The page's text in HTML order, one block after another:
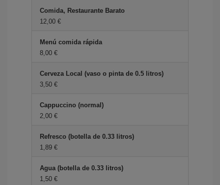
Comida, Restaurante Barato
12,00 €
Menú comida rápida
8,00 €
Cerveza Local (vaso o pinta de 0.5 litros)
3,50 €
Cappuccino (normal)
2,00 €
Refresco (botella de 0.33 litros)
1,89 €
Agua (botella de 0.33 litros)
1,50 €